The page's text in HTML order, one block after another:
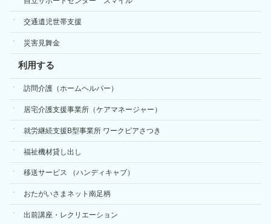
交通遺児世帯支援
災害見舞金
利用する
訪問介護（ホームヘルパー）
居宅介護支援事業所（ケアマネージャー）
就労継続支援B型事業所 ワークピアさつき
福祉機材貸し出し
移送サービス （ハンディキャブ）
おたがいさまネット南足柄
出前講座・レクリエーション